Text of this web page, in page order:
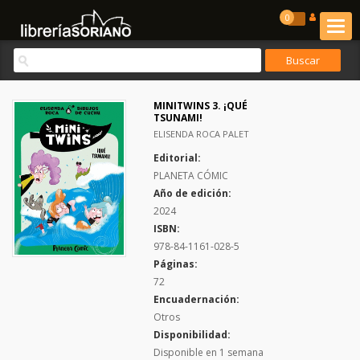
0
MINITWINS 3. ¡QUÉ
TSUNAMI!
ELISENDA ROCA PALET
Editorial:
PLANETA CÓMIC
Año de edición:
2024
ISBN:
978-84-1161-028-5
Páginas:
72
Encuadernación:
Otros
Disponibilidad:
Disponible en 1 semana